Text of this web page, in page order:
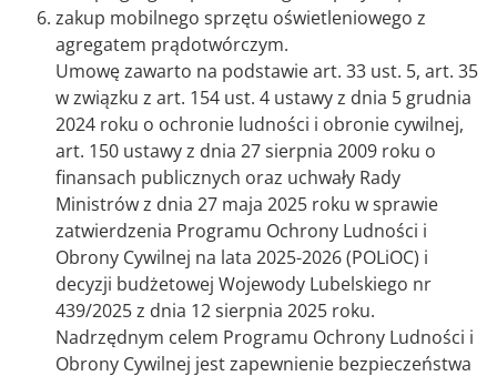
zakup mobilnego sprzętu oświetleniowego z
agregatem prądotwórczym.
Umowę zawarto na podstawie art. 33 ust. 5, art. 35
w związku z art. 154 ust. 4 ustawy z dnia 5 grudnia
2024 roku o ochronie ludności i obronie cywilnej,
art. 150 ustawy z dnia 27 sierpnia 2009 roku o
finansach publicznych oraz uchwały Rady
Ministrów z dnia 27 maja 2025 roku w sprawie
zatwierdzenia Programu Ochrony Ludności i
Obrony Cywilnej na lata 2025-2026 (POLiOC) i
decyzji budżetowej Wojewody Lubelskiego nr
439/2025 z dnia 12 sierpnia 2025 roku.
Nadrzędnym celem Programu Ochrony Ludności i
Obrony Cywilnej jest zapewnienie bezpieczeństwa